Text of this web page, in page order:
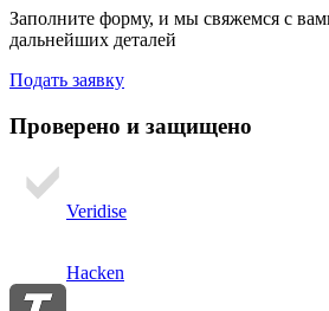
Заполните форму, и мы свяжемся с
дальнейших деталей
Подать заявку
Проверено и защищено
Veridise
Hacken